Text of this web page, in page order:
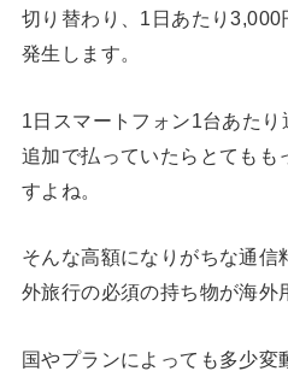
切り替わり、1日あたり
発生します。
1日スマートフォン1台あた
追加で払っていたらとてもも
すよね。
そんな高額になりがちな通
外旅行の必須の持ち物が海外
国やプランによっても多少変